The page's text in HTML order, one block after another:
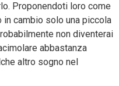
Proponendoti loro come
cambio solo una piccola
non diventerai
abbastanza
altro sogno nel